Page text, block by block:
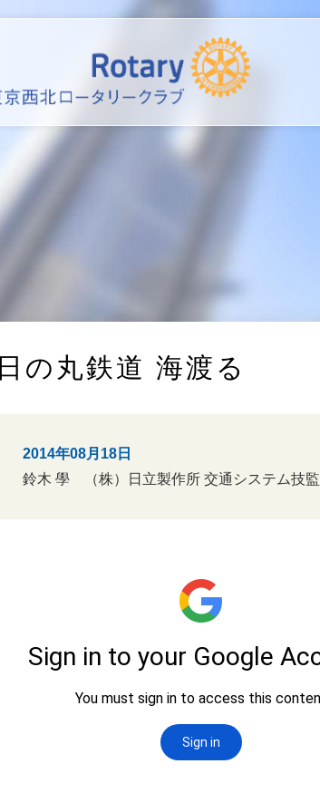
日の丸鉄道 海渡る
2014年08月18日
鈴木 學 （株）日立製作所 交通システム技監